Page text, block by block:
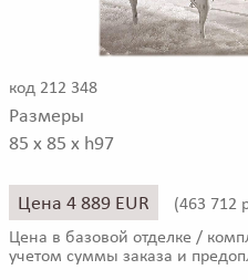
код 212 348
Размеры
85 x 85 x h97
Цена 4 889 EUR (463 712
Цена в базовой отделке /
учетом суммы заказа и